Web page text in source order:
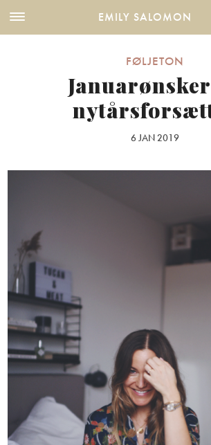
EMILY SALOMON
FØLJETON
6 JAN 2019